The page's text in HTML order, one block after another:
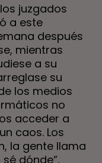
juzgados
a este
después
mientras
a su
su
los medios
no
acceder a
caos. Los
la gente llama
dónde”,